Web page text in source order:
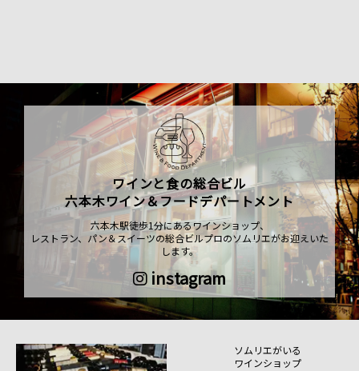
ワインと食の総合ビル
六本木ワイン＆フードデパートメント
六本木駅徒歩1分にあるワインショップ、
レストラン、パン＆スイーツの総合ビルプロのソムリエがお迎えいた
します。
instagram
ソムリエがいる
ワインショップ